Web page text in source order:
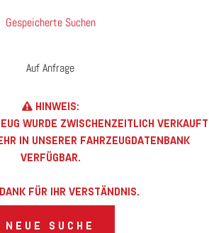
Gespeicherte Suchen
Auf Anfrage
HINWEIS:
WURDE ZWISCHENZEITLICH VERKAUFT
IN UNSERER FAHRZEUGDATENBANK
VERFÜGBAR.
FÜR IHR VERSTÄNDNIS.
NEUE SUCHE